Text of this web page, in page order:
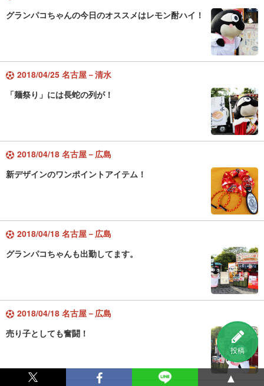
投稿
グランパコちゃんの今日のオススメはレモン酎ハイ！
2018/04/25 名古屋－清水
「麺祭り」には長蛇の列が！
2018/04/18 名古屋－広島
新デザインのワンポイントアイテム！
2018/04/18 名古屋－広島
グランパコちゃんも出勤してます。
2018/04/18 名古屋－広島
売り子としても奮闘！
▲